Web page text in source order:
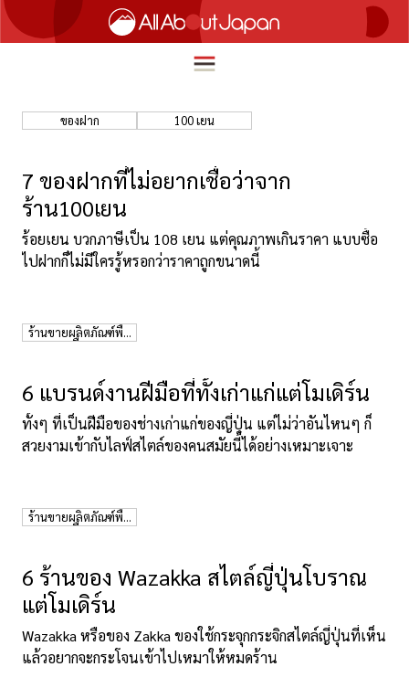
繁體中文
ท่องเที่ยว
อาหาร
นวัตกรรม
เกี่ยวกับเรา นโยบายเว็บไซต์
ของฝาก 100 เยน
7 ของฝากที่ไม่อยากเชื่อว่าจาก
ร้าน100เยน
ร้อยเยน บวกภาษีเป็น 108 เยน แต่คุณภาพเกินราคา แบบซื้อ
ไปฝากก็ไม่มีใครรู้หรอกว่าราคาถูกขนาดนี้
ร้านขายผลิตภัณฑ์พื้น
เมือง
6 แบรนด์งานฝีมือที่ทั้งเก่าแก่แต่โมเดิร์น
ทั้งๆ ที่เป็นฝีมือของช่างเก่าแก่ของญี่ปุ่น แต่ไม่ว่าอันไหนๆ ก็
สวยงามเข้ากับไลฟ์สไตล์ของคนสมัยนี้ได้อย่างเหมาะเจาะ
ร้านขายผลิตภัณฑ์พื้น
เมือง
6 ร้านของ Wazakka สไตล์ญี่ปุ่นโบราณ
แต่โมเดิร์น
Wazakka หรือของ Zakka ของใช้กระจุกกระจิกสไตล์ญี่ปุ่นที่เห็น
แล้วอยากจะกระโจนเข้าไปเหมาให้หมดร้าน